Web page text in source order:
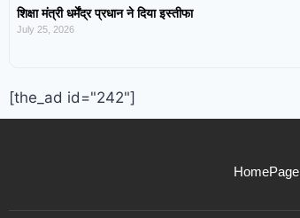
शिक्षा मंत्री धर्मेंद्र प्रधान ने दिया इस्तीफा
July 25, 2026
[the_ad id="242"]
HomePage